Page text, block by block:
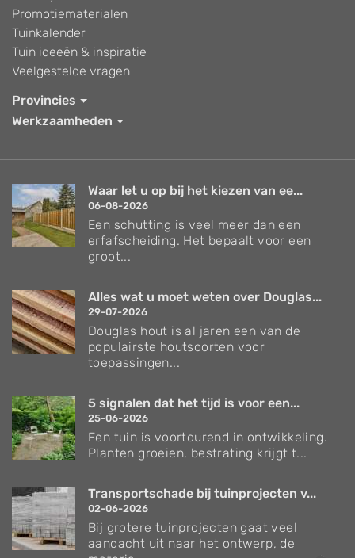
Promotiematerialen
Tuinkalender
Tuin ideeën & inspiratie
Veelgestelde vragen
Provincies
Werkzaamheden
Waar let u op bij het kiezen van ee...
06-08-2026
Een schutting is veel meer dan een
erfafscheiding. Het bepaalt voor een
groot...
Alles wat u moet weten over Douglas...
29-07-2026
Douglas hout is al jaren een van de
populairste houtsoorten voor
toepassingen...
5 signalen dat het tijd is voor een...
25-06-2026
Een tuin is voortdurend in ontwikkeling.
Planten groeien, bestrating krijgt t...
Transportschade bij tuinprojecten v...
02-06-2026
Bij grotere tuinprojecten gaat veel
aandacht uit naar het ontwerp, de